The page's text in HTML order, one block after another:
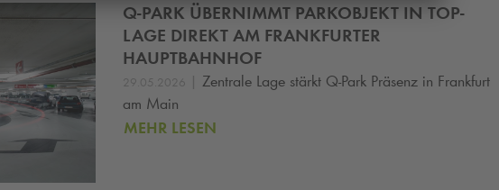
Q-PARK ÜBERNIMMT PARKOBJEKT IN TOP-
LAGE DIREKT AM FRANKFURTER
HAUPTBAHNHOF
29.05.2026 | Zentrale Lage stärkt Q-Park Präsenz in Frankfurt
am Main
MEHR LESEN